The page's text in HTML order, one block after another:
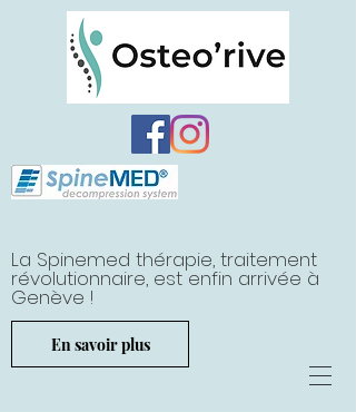
La Spinemed thérapie, traitement
révolutionnaire, est enfin arrivée à
Genève !
En savoir plus